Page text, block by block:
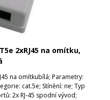
2xRJ45 na omítku,
na omítkubílá; Parametry:
cat.5e; Stínění: ne; Typ
2x RJ-45 spodní vývod;